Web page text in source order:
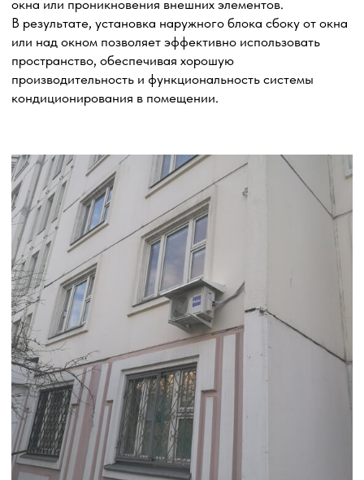
Установка дренажной помпы
Установка дренажной помпы требуется для более
эффективного удаления конденсата. Дренажная помпа
предназначена для откачивания накапливающейся
влаги из внутреннего блока кондиционера
и ее последующей перекачки в стоковую систему или
другое предназначенное место.
Выбор места установки: определяем наиболее
подходящее место для размещения дренажной помпы,
учитывая доступность, эффективность и безопасность.
Обычно это происходит вблизи внутреннего блока
кондиционера.
позволяя достичь высоких точек безопасно
и эффективно. Эта техника оснащена специальной
платформой, которая позволяет нашим специалистам
комфортно работать на высоте, осуществляя монтаж
кондиционеров и проведение необходимых работ.